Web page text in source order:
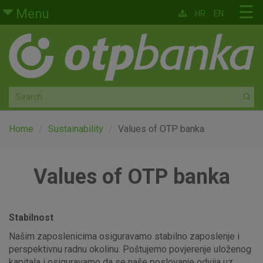
Skip to main content
Menu
Retail
Private banking
Medium and small enterprises
Corporate banking
About us
☰
HR EN
Home Sustainability Values of OTP banka
Values of OTP banka
Stabilnost
Našim zaposlenicima osiguravamo stabilno zaposlenje i
perspektivnu radnu okolinu. Poštujemo povjerenje uloženog